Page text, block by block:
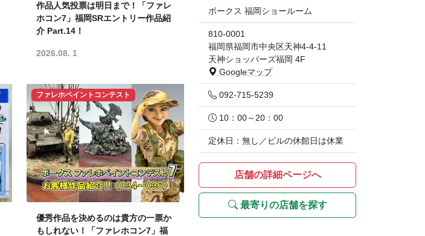
作品人気投票は明日まで！「ファレ
ホコン7」福岡SRエントリー作品紹
介 Part.14！
2026.08. 1
ファレホペイントコンテスト
優秀作品を決めるのは貴方の一票か
もしれない！「ファレホコン7」福
ボークス 福岡ショールーム
810-0001
福岡県福岡市中央区天神4-4-11
天神ショッパーズ福岡 4F
Googleマップ
092-715-5239
10：00～20：00
定休日：無し／ビルの休館日は休業
店舗の詳細ページへ
最寄りの店舗を探す